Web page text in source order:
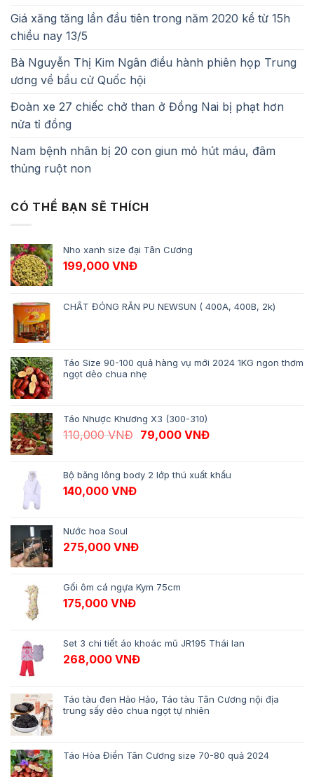
Giá xăng tăng lần đầu tiên trong năm 2020 kể từ 15h
chiều nay 13/5
Bà Nguyễn Thị Kim Ngân điều hành phiên họp Trung
ương về bầu cử Quốc hội
Đoàn xe 27 chiếc chở than ở Đồng Nai bị phạt hơn
nửa tỉ đồng
Nam bệnh nhân bị 20 con giun mỏ hút máu, đâm
thủng ruột non
CÓ THỂ BẠN SẼ THÍCH
Nho xanh size đại Tân Cương
199,000 VNĐ
CHẤT ĐÓNG RẮN PU NEWSUN ( 400A, 400B, 2k)
Táo Size 90-100 quả hàng vụ mới 2024 1KG ngon thơm
ngọt dẻo chua nhẹ
Táo Nhược Khương X3 (300-310)
110,000VNĐ Giá gốc là: 110,000 VNĐ.
79,000 VNĐGiá hiện tại là:
Bộ băng lông body 2 lớp thú xuất khẩu
140,000 VNĐ
Nước hoa Soul
275,000 VNĐ
Gối ôm cá ngựa Kym 75cm
175,000 VNĐ
Set 3 chi tiết áo khoác mũ JR195 Thái lan
268,000 VNĐ
Táo tàu đen Hảo Hảo, Táo tàu Tân Cương nội địa
trung sấy dẻo chua ngọt tự nhiên
Táo Hòa Điền Tân Cương size 70-80 quả 2024